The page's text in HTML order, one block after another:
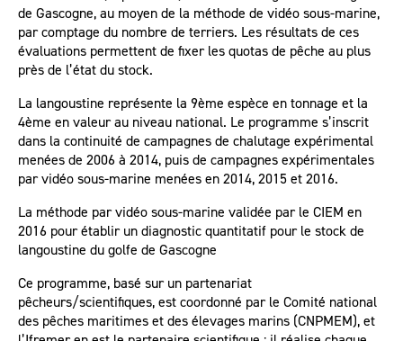
de Gascogne, au moyen de la méthode de vidéo sous-marine,
par comptage du nombre de terriers. Les résultats de ces
évaluations permettent de fixer les quotas de pêche au plus
près de l’état du stock.
La langoustine représente la 9ème espèce en tonnage et la
4ème en valeur au niveau national. Le programme s’inscrit
dans la continuité de campagnes de chalutage expérimental
menées de 2006 à 2014, puis de campagnes expérimentales
par vidéo sous-marine menées en 2014, 2015 et 2016.
La méthode par vidéo sous-marine validée par le CIEM en
2016 pour établir un diagnostic quantitatif pour le stock de
langoustine du golfe de Gascogne
Ce programme, basé sur un partenariat
pêcheurs/scientifiques, est coordonné par le Comité national
des pêches maritimes et des élevages marins (CNPMEM), et